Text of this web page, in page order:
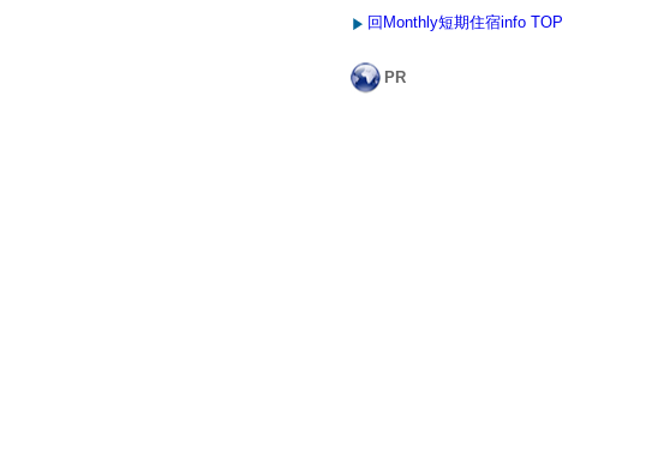
回Monthly短期住宿info TOP
PR